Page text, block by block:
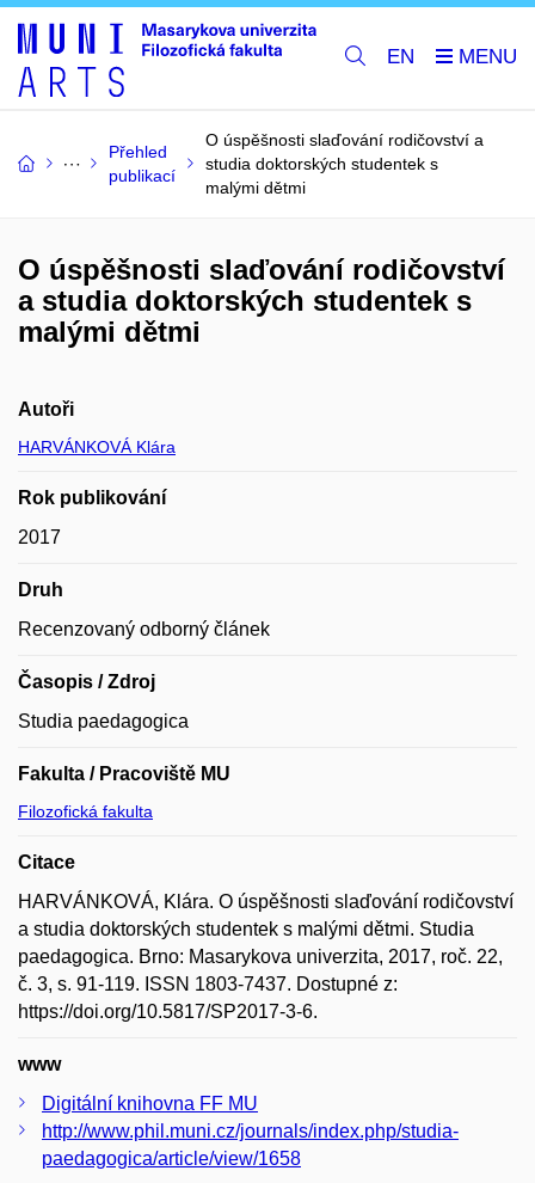
EN
Přehled
publikací
O úspěšnosti slaďování rodičovství a
studia doktorských studentek s
malými dětmi
O úspěšnosti slaďování rodičovství
a studia doktorských studentek s
malými dětmi
Autoři
HARVÁNKOVÁ Klára
Rok publikování
2017
Druh
Recenzovaný odborný článek
Časopis / Zdroj
Studia paedagogica
Fakulta / Pracoviště MU
Filozofická fakulta
Citace
HARVÁNKOVÁ, Klára. O úspěšnosti slaďování rodičovství
a studia doktorských studentek s malými dětmi. Studia
paedagogica. Brno: Masarykova univerzita, 2017, roč. 22,
č. 3, s. 91-119. ISSN 1803-7437. Dostupné z:
https://doi.org/10.5817/SP2017-3-6.
www
Digitální knihovna FF MU
http://www.phil.muni.cz/journals/index.php/studia-
paedagogica/article/view/1658